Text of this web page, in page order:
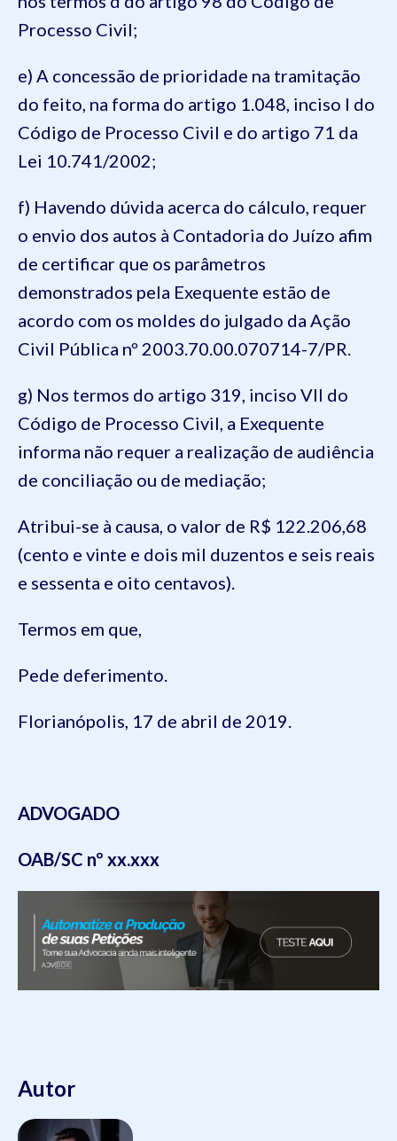
Processo Civil;
e) A concessão de prioridade na tramitação
do feito, na forma do artigo 1.048, inciso I do
Código de Processo Civil e do artigo 71 da
Lei 10.741/2002;
f) Havendo dúvida acerca do cálculo, requer
o envio dos autos à Contadoria do Juízo afim
de certificar que os parâmetros
demonstrados pela Exequente estão de
acordo com os moldes do julgado da Ação
Civil Pública nº 2003.70.00.070714-7/PR.
g) Nos termos do artigo 319, inciso VII do
Código de Processo Civil, a Exequente
informa não requer a realização de audiência
de conciliação ou de mediação;
Atribui-se à causa, o valor de R$ 122.206,68
(cento e vinte e dois mil duzentos e seis reais
e sessenta e oito centavos).
Termos em que,
Pede deferimento.
Florianópolis, 17 de abril de 2019.
ADVOGADO
OAB/SC nº xx.xxx
Autor